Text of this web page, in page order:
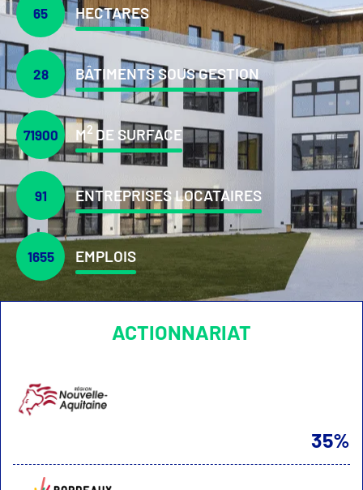
65 HECTARES
28 BÂTIMENTS SOUS GESTION
71900 M2 DE SURFACE
91 ENTREPRISES LOCATAIRES
1655 EMPLOIS
ACTIONNARIAT
35%